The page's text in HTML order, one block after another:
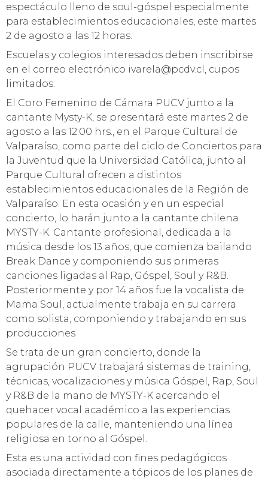
espectáculo lleno de soul-góspel especialmente
para establecimientos educacionales, este martes
2 de agosto a las 12 horas.
Escuelas y colegios interesados deben inscribirse
en el correo electrónico ivarela@pcdv.cl, cupos
limitados.
El Coro Femenino de Cámara PUCV junto a la
cantante Mysty-K, se presentará este martes 2 de
agosto a las 12:00 hrs., en el Parque Cultural de
Valparaíso, como parte del ciclo de Conciertos para
la Juventud que la Universidad Católica, junto al
Parque Cultural ofrecen a distintos
establecimientos educacionales de la Región de
Valparaíso. En esta ocasión y en un especial
concierto, lo harán junto a la cantante chilena
MYSTY-K. Cantante profesional, dedicada a la
música desde los 13 años, que comienza bailando
Break Dance y componiendo sus primeras
canciones ligadas al Rap, Góspel, Soul y R&B.
Posteriormente y por 14 años fue la vocalista de
Mama Soul, actualmente trabaja en su carrera
como solista, componiendo y trabajando en sus
producciones
Se trata de un gran concierto, donde la
agrupación PUCV trabajará sistemas de training,
técnicas, vocalizaciones y música Góspel, Rap, Soul
y R&B de la mano de MYSTY-K acercando el
quehacer vocal académico a las experiencias
populares de la calle, manteniendo una línea
religiosa en torno al Góspel.
Esta es una actividad con fines pedagógicos
asociada directamente a tópicos de los planes de